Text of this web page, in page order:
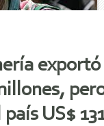
exportó
US$